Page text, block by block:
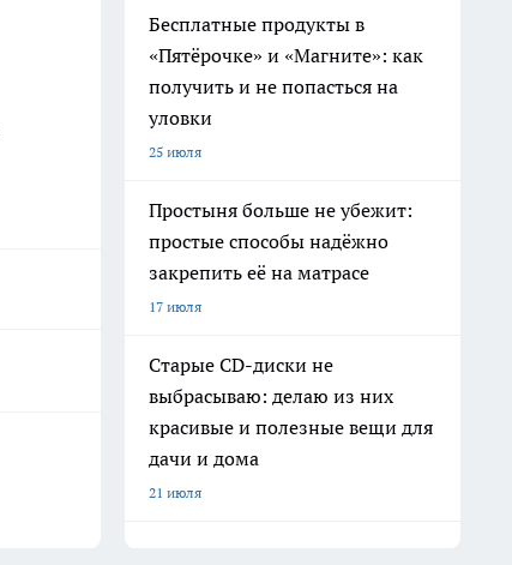
Бесплатные продукты в
«Пятёрочке» и «Магните»: как
получить и не попасться на
уловки
25 июля
Простыня больше не убежит:
простые способы надёжно
закрепить её на матрасе
17 июля
Старые CD-диски не
выбрасываю: делаю из них
красивые и полезные вещи для
дачи и дома
21 июля